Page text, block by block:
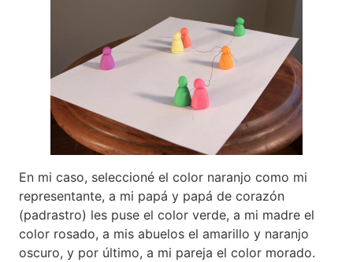
En mi caso, seleccioné el color naranjo como mi
representante, a mi papá y papá de corazón
(padrastro) les puse el color verde, a mi madre el
color rosado, a mis abuelos el amarillo y naranjo
oscuro, y por último, a mi pareja el color morado.